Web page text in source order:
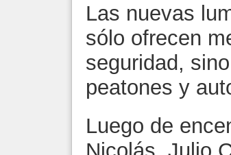
Las nuevas
sólo ofrecen
seguridad,
peatones y
Luego de